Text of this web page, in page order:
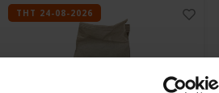
THT 24-08-2026